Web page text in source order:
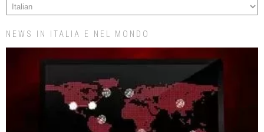
NEWS IN ITALIA E NEL MONDO